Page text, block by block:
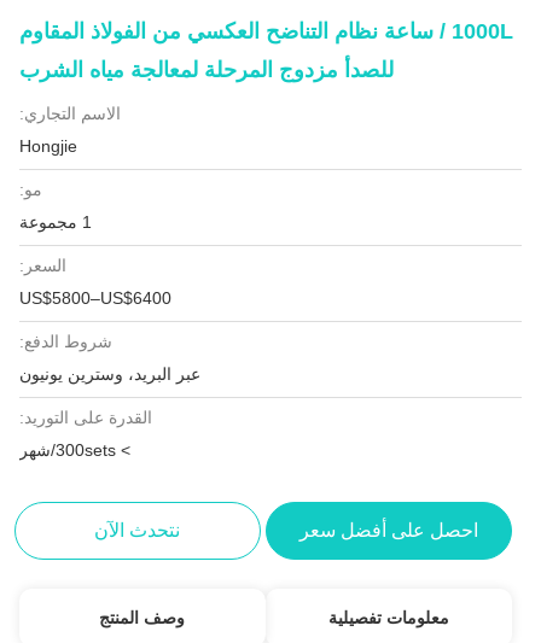
1000L / ساعة نظام التناضح العكسي من الفولاذ المقاوم
للصدأ مزدوج المرحلة لمعالجة مياه الشرب
الاسم التجاري:
Hongjie
مو:
1 مجموعة
السعر:
US$5800–US$6400
شروط الدفع:
عبر البريد، وسترين يونيون
القدرة على التوريد:
> 300sets/شهر
احصل على أفضل سعر نتحدث الآن
معلومات تفصيلية وصف المنتج